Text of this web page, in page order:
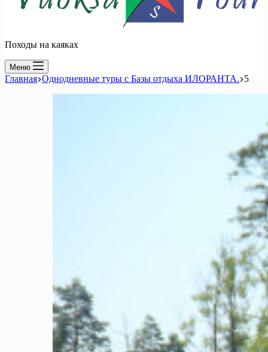
Походы на каяках
Меню
Главная Однодневные туры с Базы отдыха ИЛОРАНТА. 5